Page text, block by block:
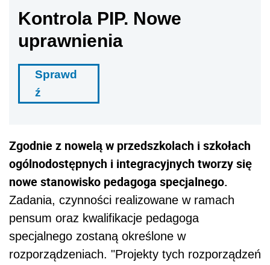
Kontrola PIP. Nowe
uprawnienia
Sprawd
ź
Zgodnie z nowelą w przedszkolach i szkołach
ogólnodostępnych i integracyjnych tworzy się
nowe stanowisko pedagoga specjalnego.
Zadania, czynności realizowane w ramach
pensum oraz kwalifikacje pedagoga
specjalnego zostaną określone w
rozporządzeniach. "Projekty tych rozporządzeń